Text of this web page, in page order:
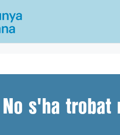
No s'ha trobat